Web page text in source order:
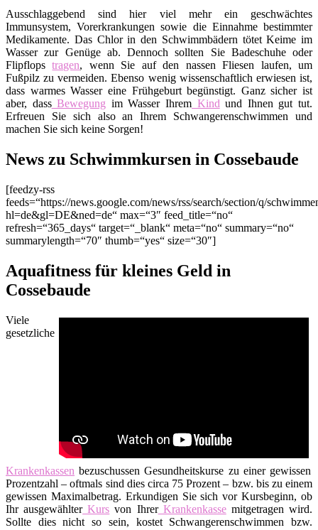
Ausschlaggebend sind hier viel mehr ein geschwächtes
Immunsystem, Vorerkrankungen sowie die Einnahme bestimmter
Medikamente. Das Chlor in den Schwimmbädern tötet Keime im
Wasser zur Genüge ab. Dennoch sollten Sie Badeschuhe oder
Flipflopstragen, wenn Sie auf den nassen Fliesen laufen, um
Fußpilz zu vermeiden. Ebenso wenig wissenschaftlich erwiesen ist,
dass warmes Wasser eine Frühgeburt begünstigt. Ganz sicher ist
aber, dassBewegung im Wasser Ihrem Kind und Ihnen gut tut.
Erfreuen Sie sich also an Ihrem Schwangerenschwimmen und
machen Sie sich keine Sorgen!
News zu Schwimmkursen in Cossebaude
[feedzy-rss
feeds=“https://news.google.com/news/rss/search/section/q/
hl=de&gl=DE&ned=de“ max=“3″ feed_title=“no“
refresh=“365_days“ target=“_blank“ meta=“no“ summary=“no“
summarylength=“70″ thumb=“yes“ size=“30″]
Aquafitness für kleines Geld in
Cossebaude
Viele
gesetzliche
Krankenkassen bezuschussen Gesundheitskurse zu einer gewissen
Prozentzahl – oftmals sind dies circa 75 Prozent – bzw. bis zu einem
gewissen Maximalbetrag. Erkundigen Sie sich vor Kursbeginn, ob
Ihr ausgewählterKurs von IhrerKrankenkassemitgetragen wird.
Sollte dies nicht so sein, kostet Schwangerenschwimmen bzw.